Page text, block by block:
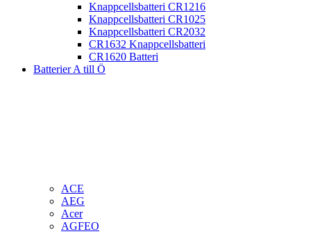
Knappcellsbatteri CR1216
Knappcellsbatteri CR1025
Knappcellsbatteri CR2032
CR1632 Knappcellsbatteri
CR1620 Batteri
Batterier A till Ö
ACE
AEG
Acer
AGFEO